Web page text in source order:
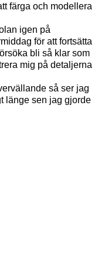
färga och modellera
igen på
för att fortsätta
bli så klar som
mig på detaljerna
så ser jag
länge sen jag gjorde